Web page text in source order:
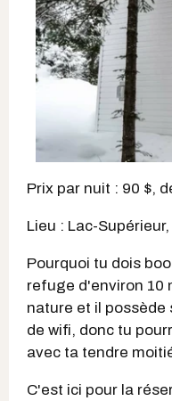
Prix par nuit : 90 $,
Lieu : Lac-Supérieur,
Pourquoi tu dois
refuge d'environ 10
nature et il possède
de wifi, donc tu
avec ta tendre
C'est ici pour la